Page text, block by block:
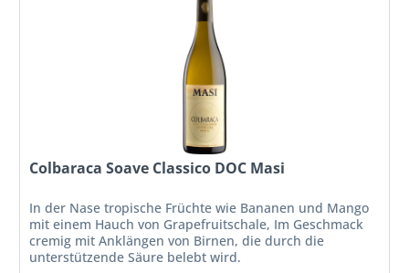
Colbaraca Soave Classico DOC Masi
In der Nase tropische Früchte wie Bananen und Mango
mit einem Hauch von Grapefruitschale, Im Geschmack
cremig mit Anklängen von Birnen, die durch die
unterstützende Säure belebt wird.